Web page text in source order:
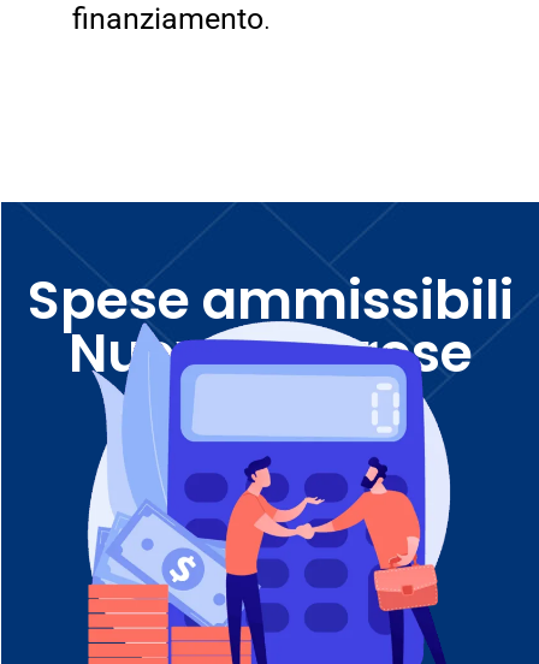
finanziamento.
Spese ammissibili
Nuove imprese